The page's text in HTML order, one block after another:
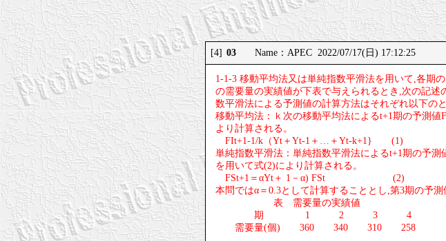
[4] 03 Name：APEC 2022/07/17(日) 17:12:25
1-1-3 移動平均法又は単純指数平滑法を用いて,各期
の需要量の実績値が下表で与えられるとき,次の記
数平滑法による予測値の計算方法はそれぞれ以下の
移動平均法：ｋ次の移動平均法によるt+1期の予測
より計算される。
FIt+1-1/k（Yt＋Yt-1＋…＋Yt-k+1} (1)
単純指数平滑法：単純指数平滑法によるt+1期の予測
を用いて式(2)により計算される。
FSt+1＝αYt＋ 1－α) FSt (2)
本問ではα＝0.3として計算することとし,第3期の予測
表 需要量の実績値
期 1 2 3 4
需要量(個) 360 340 310 258